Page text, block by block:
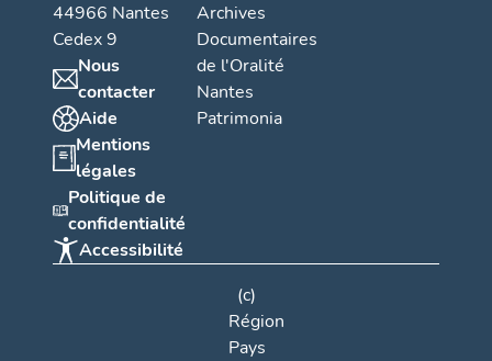
44966 Nantes
Cedex 9
Nous
contacter
Aide
Mentions
légales
Politique de
confidentialité
Accessibilité
Archives
Documentaires
de l'Oralité
Nantes
Patrimonia
(c)
Région
Pays